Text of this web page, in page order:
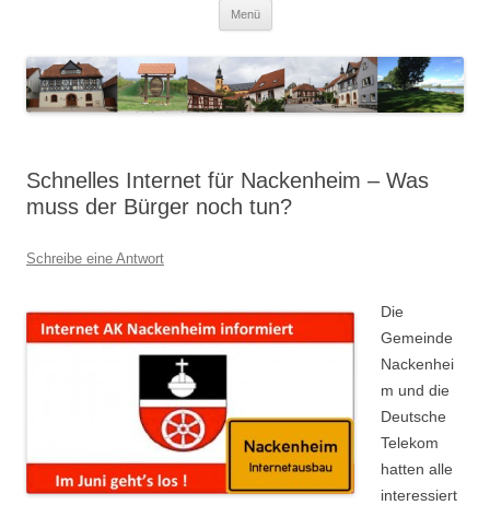
Menü
Schnelles Internet für Nackenheim – Was
muss der Bürger noch tun?
Schreibe eine Antwort
Die
Gemeinde
Nackenhei
m und die
Deutsche
Telekom
hatten alle
interessiert